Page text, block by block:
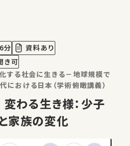
分
資料あり
き可
する社会に生きる－地球規模で
における日本（学術俯瞰講義）
家族の変化